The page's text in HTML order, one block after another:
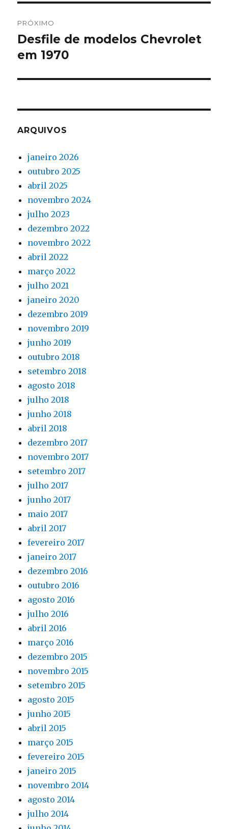
PRÓXIMO
Próximo
post:
Desfile de modelos Chevrolet
em 1970
ARQUIVOS
janeiro 2026
outubro 2025
abril 2025
novembro 2024
julho 2023
dezembro 2022
novembro 2022
abril 2022
março 2022
julho 2021
janeiro 2020
dezembro 2019
novembro 2019
junho 2019
outubro 2018
setembro 2018
agosto 2018
julho 2018
junho 2018
abril 2018
dezembro 2017
novembro 2017
setembro 2017
julho 2017
junho 2017
maio 2017
abril 2017
fevereiro 2017
janeiro 2017
dezembro 2016
outubro 2016
agosto 2016
julho 2016
abril 2016
março 2016
dezembro 2015
novembro 2015
setembro 2015
agosto 2015
junho 2015
abril 2015
março 2015
fevereiro 2015
janeiro 2015
novembro 2014
agosto 2014
julho 2014